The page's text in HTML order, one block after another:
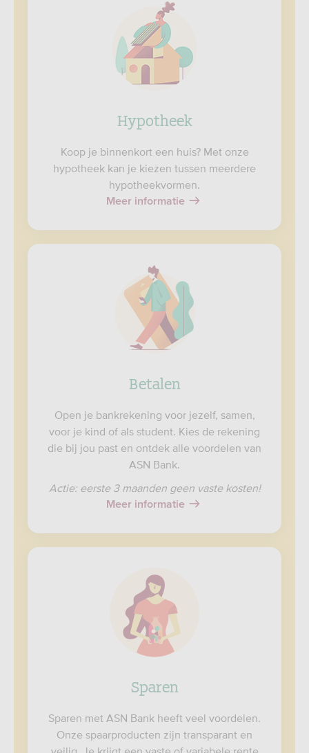
Hypotheek
Koop je binnenkort een huis? Met onze
hypotheek kan je kiezen tussen meerdere
hypotheekvormen.
Meer informatie
Betalen
Open je bankrekening voor jezelf, samen,
voor je kind of als student. Kies de rekening
die bij jou past en ontdek alle voordelen van
ASN Bank.
Actie: eerste 3 maanden geen vaste kosten!
Meer informatie
Sparen
Sparen met ASN Bank heeft veel voordelen.
Onze spaarproducten zijn transparant en